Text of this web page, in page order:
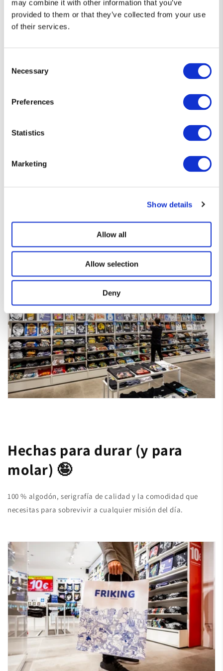
may combine it with other information that you’ve
provided to them or that they’ve collected from your use
of their services.
Selection
Necessary
Preferences
Statistics
Marketing
Show details
Allow all
Allow selection
Deny
Diseños que hablan por ti 👕
Si eres de los que prefiere decirlo sin decir nada… esta es tu
forma de expresarte.
Hechas para durar (y para
molar) 🤪
100 % algodón, serigrafía de calidad y la comodidad que
necesitas para sobrevivir a cualquier misión del día.